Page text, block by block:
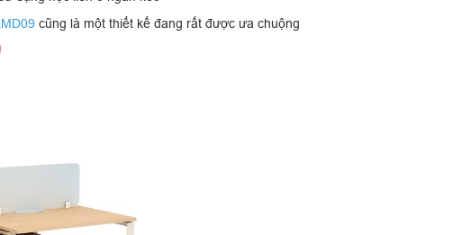
cũng là một thiết kế đang rất được ưa chuộng